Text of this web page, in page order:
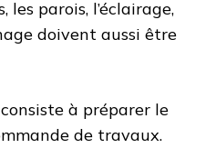
parois, l’éclairage,
doivent aussi être
à préparer le
de travaux.